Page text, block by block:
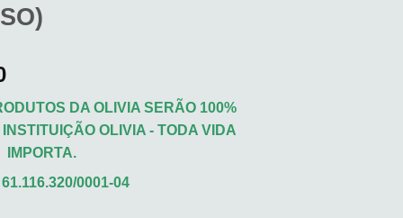
DA OLIVIA SERÃO 100%
OLIVIA - TODA VIDA
IMPORTA.
0001-04